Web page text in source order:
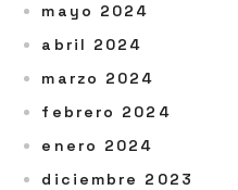
mayo 2024
abril 2024
marzo 2024
febrero 2024
enero 2024
diciembre 2023